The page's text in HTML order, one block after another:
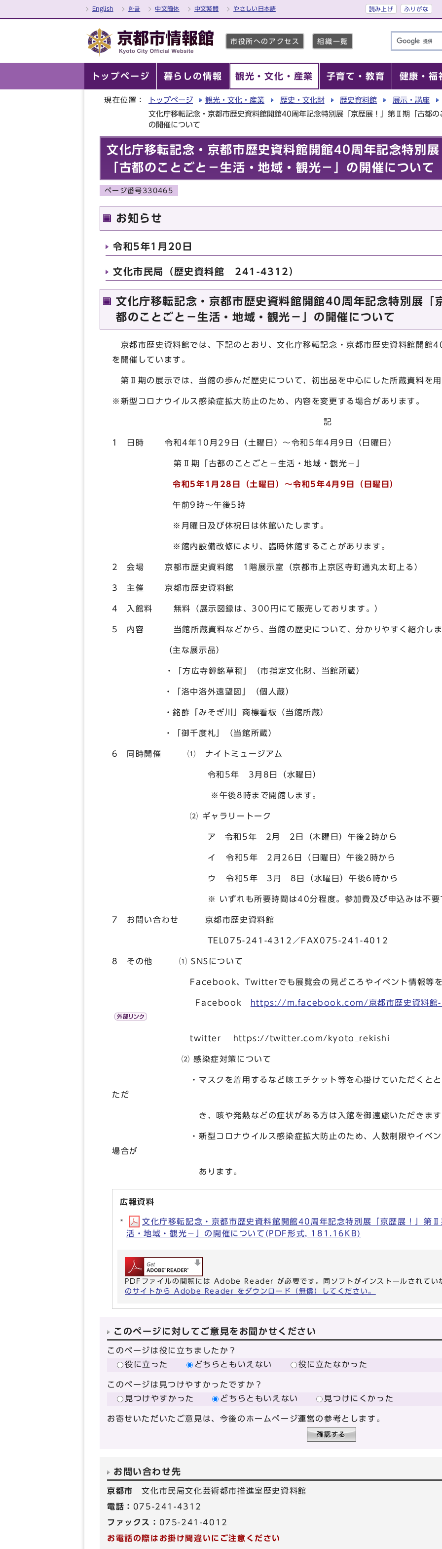
English 한글 中文簡体 中文繁體 やさしい日本語 読み上げ ふりがな
市役所へのアクセス 組織一覧
トップページ 暮らしの情報 観光・文化・産業 子育て・教育 健康・福
現在位置： トップページ 観光・文化・産業 歴史・文化財 歴史資料館
展示・講座
文化庁移転記念・京都市歴史資料館開館40周年記念特別展「京歴展！」第Ⅱ期「古都の
の開催について
文化庁移転記念・京都市歴史資料館開館40周年記念特別
「古都のことごと－生活・地域・観光－」の開催について
ページ番号330465
お知らせ
令和5年1月20日
文化市民局（歴史資料館 241-4312）
文化庁移転記念・京都市歴史資料館開館40周年記念特別展
都のことごと－生活・地域・観光－」の開催について
京都市歴史資料館では、下記のとおり、文化庁移転記念・京都市歴史資料館開館
を開催しています。
第Ⅱ期の展示では、当館の歩んだ歴史について、初出品を中心にした所蔵資料を
※新型コロナウイルス感染症拡大防止のため、内容を変更する場合があります。
記
1 日時 令和4年10月29日（土曜日）～令和5年4月9日（日曜日）
第Ⅱ期「古都のことごと－生活・地域・観光－」
令和5年1月28日（土曜日）～令和5年4月9日（日曜日）
午前9時～午後5時
※月曜日及び休祝日は休館いたします。
※館内設備改修により、臨時休館することがあります。
2 会場 京都市歴史資料館 1階展示室（京都市上京区寺町通丸太町上る）
3 主催 京都市歴史資料館
4 入館料 無料（展示図録は、300円にて販売しております。）
5 内容 当館所蔵資料などから、当館の歴史について、分かりやすく紹介し
（主な展示品）
・「方広寺鐘銘草稿」（市指定文化財、当館所蔵）
・「洛中洛外遠望図」（個人蔵）
・銘酢「みそぎ川」商標看板（当館所蔵）
・「御千度札」（当館所蔵）
6 同時開催 ⑴ ナイトミュージアム
令和5年 3月8日（水曜日）
※午後8時まで開館します。
⑵ ギャラリートーク
ア 令和5年 2月 2日（木曜日）午後2時から
イ 令和5年 2月26日（日曜日）午後2時から
ウ 令和5年 3月 8日（水曜日）午後6時から
※ いずれも所要時間は40分程度。参加費及び申込みは不要
7 お問い合わせ 京都市歴史資料館
TEL075-241-4312／FAX075-241-4012
8 その他 ⑴ SNSについて
Facebook、Twitterでも展覧会の見どころやイベント情報等を随
Facebook https://m.facebook.com/京都市歴史資料
twitter https://twitter.com/kyoto_rekishi
⑵ 感染症対策について
・マスクを着用するなど咳エチケット等を心掛けていただくととも
ただ
き、咳や発熱などの症状がある方は入館を御遠慮いただきますよ
・新型コロナウイルス感染症拡大防止のため、人数制限やイベント
場合が
あります。
広報資料
文化庁移転記念・京都市歴史資料館開館40周年記念特別展「京歴展！」第
活・地域・観光－」の開催について(PDF形式, 181.16KB)
PDFファイルの閲覧には Adobe Reader が必要です。同ソフトがインストールされてい
のサイトから Adobe Reader をダウンロード（無償）してください。
このページに対してご意見をお聞かせください
このページは役に立ちましたか？
役に立った
どちらともいえない 役に立たなかった
このページは見つけやすかったですか？
見つけやすかった
どちらともいえない 見つけにくかった
お寄せいただいたご意見は、今後のホームページ運営の参考とします。
お問い合わせ先
京都市文化市民局文化芸術都市推進室歴史資料館
電話： 075-241-4312
ファックス： 075-241-4012
お電話の際はお掛け間違いにご注意ください